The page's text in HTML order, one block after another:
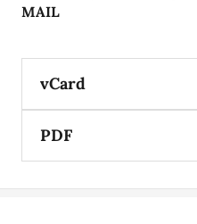
MAIL
vCard
PDF